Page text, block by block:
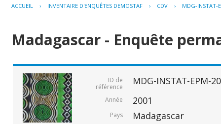
ACCUEIL › INVENTAIRE D'ENQUÊTES DEMOSTAF › CDV › MDG-INSTAT-
Madagascar - Enquête
ID de
référence
MDG-INSTAT-EPM-
Année 2001
Pays Madagascar